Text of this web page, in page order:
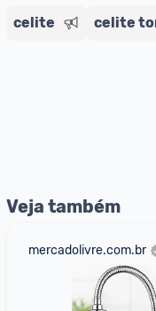
celite
celite
Veja também
mercadolivre.com.br